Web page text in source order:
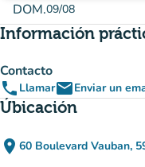
DOM.09/08
Información
Contacto
phone LlamaremailEnviar un
Úbicación
place 60 Boulevard Vauban,
(abrir